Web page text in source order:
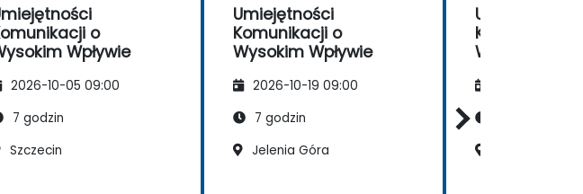
o
Wpływie
2026-10-05 09:00
7 godzin
Szczecin
Umiejętności
Komunikacji o
Wysokim Wpływie
2026-10-19 09:00
7 godzin
Jelenia Góra
Umiejętności
Komunikacji o
Wysokim